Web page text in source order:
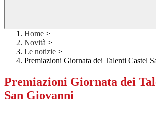
Home >
Novità >
Le notizie >
Premiazioni Giornata dei Talenti Castel
Premiazioni Giornata dei
San Giovanni